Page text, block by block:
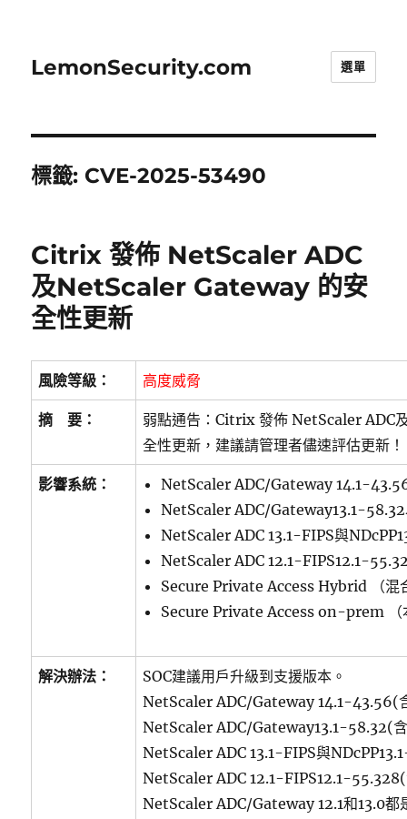
LemonSecurity.com 選單
標籤: CVE-2025-53490
Citrix 發佈 NetScaler ADC
及NetScaler Gateway 的安
全性更新
風險等級： 高度威脅
摘 要：
弱點通告：Citrix 發佈 NetScaler ADC
全性更新，建議請管理者儘速評估更新！
影響系統：
NetScaler ADC/Gateway 14.1-
NetScaler ADC/Gateway13.1-
NetScaler ADC 13.1-FIPS與
NetScaler ADC 12.1-FIPS12.1-
Secure Private Access Hybrid （混
Secure Private Access on-prem （
解決辦法：
SOC建議用戶升級到支援版本。
NetScaler ADC/Gateway 14.1-43.56(
NetScaler ADC/Gateway13.1-58.32(
NetScaler ADC 13.1-FIPS與
NetScaler ADC 12.1-FIPS12.1-
NetScaler ADC/Gateway 12.1和13.0